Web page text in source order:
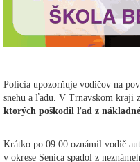
Polícia upozorňuje vodičov na
snehu a ľadu. V Trnavskom kraji
ktorých poškodil ľad z
Krátko po 09:00 oznámil vodič
v okrese Senica spadol z